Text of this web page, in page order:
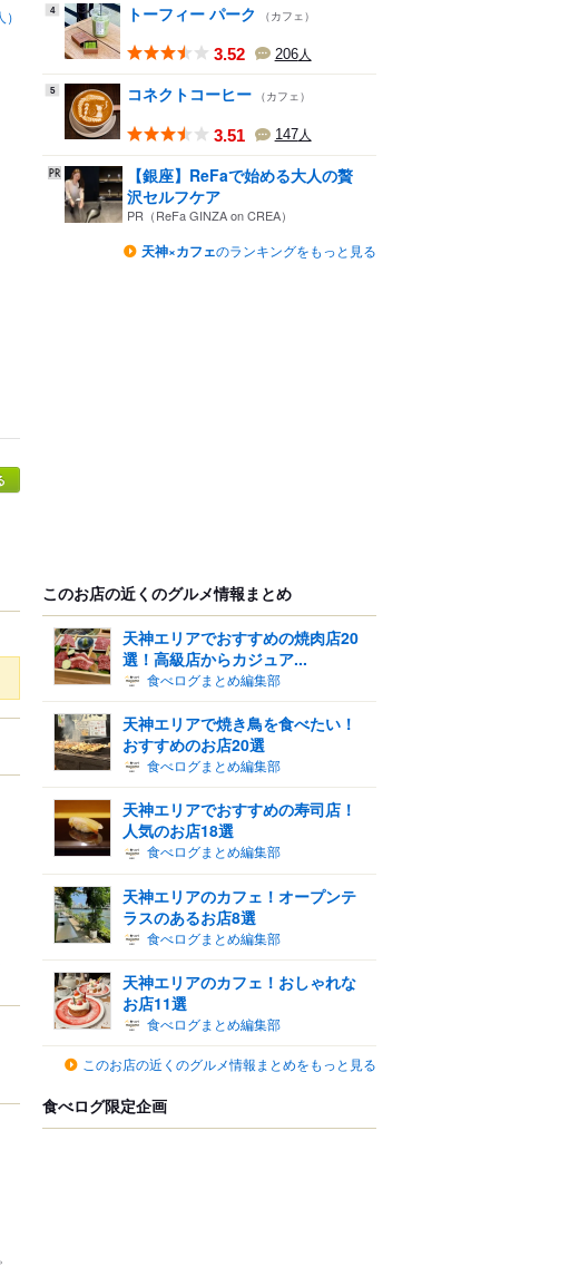
） 4 トーフィー パーク （カフェ）
3.52 206人
5 コネクトコーヒー （カフェ）
3.51 147人
【銀座】ReFaで始める大人の贅
沢セルフケア
PR（ReFa GINZA on CREA）
天神×カフェのランキングをもっと見る
このお店の近くのグルメ情報まとめ
天神エリアでおすすめの焼肉店20
選！高級店からカジュア...
食べログまとめ編集部
天神エリアで焼き鳥を食べたい！
おすすめのお店20選
食べログまとめ編集部
天神エリアでおすすめの寿司店！
人気のお店18選
食べログまとめ編集部
天神エリアのカフェ！オープンテ
ラスのあるお店8選
食べログまとめ編集部
天神エリアのカフェ！おしゃれな
お店11選
食べログまとめ編集部
このお店の近くのグルメ情報まとめをもっと見る
食べログ限定企画